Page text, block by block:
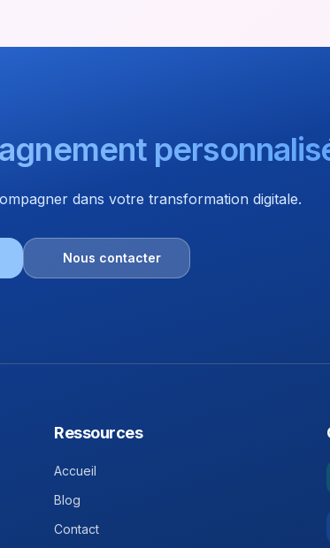
dans votre transformation digitale.
Nous contacter
Ressources
Accueil
Blog
Contact